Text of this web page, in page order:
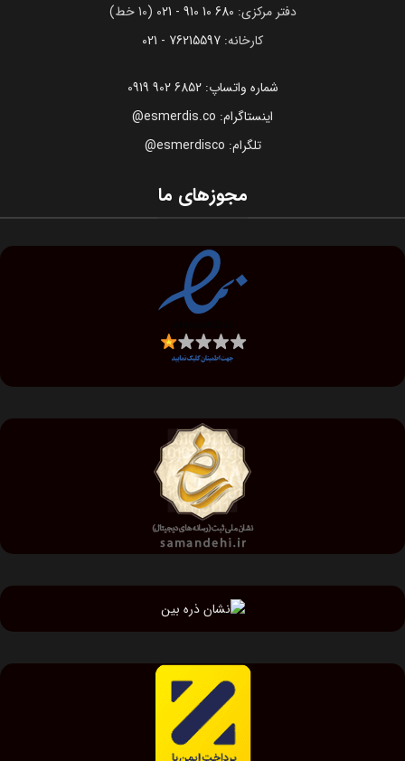
دفتر مرکزی: 680 10 910 - 021
(10 خط)
کارخانه: 76215597 - 021
شماره واتساپ: 6852 902 0919
اینستاگرام: esmerdis.co@
تلگرام: esmerdisco@
مجوزهای ما